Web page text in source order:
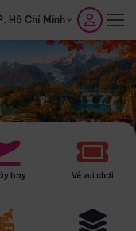
Hồ Chí Minh
bay Vé vui chơi